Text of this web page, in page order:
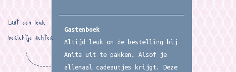
Gastenboek
Altijd leuk om de bestelling bij
Anita uit te pakken. Alsof je
allemaal cadeautjes krijgt. Deze
Laat een leuk
berichtje achter